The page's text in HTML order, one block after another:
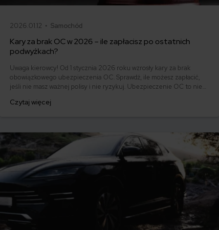
2026.01.12 • Samochód
Kary za brak OC w 2026 – ile zapłacisz po ostatnich
podwyżkach?
Uwaga kierowcy! Od 1 stycznia 2026 roku wzrosły kary za brak
obowiązkowego ubezpieczenia OC. Sprawdź, ile możesz zapłacić,
jeśli nie masz ważnej polisy i nie ryzykuj. Ubezpieczenie OC to nie
ruchu drogowego.
Czytaj więcej